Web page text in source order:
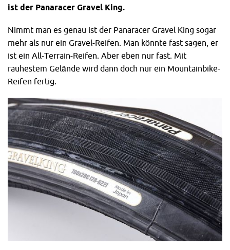
ist der Panaracer Gravel King.
Nimmt man es genau ist der Panaracer Gravel King sogar
mehr als nur ein Gravel-Reifen. Man könnte fast sagen, er
ist ein All-Terrain-Reifen. Aber eben nur fast. Mit
rauhestem Gelände wird dann doch nur ein Mountainbike-
Reifen fertig.